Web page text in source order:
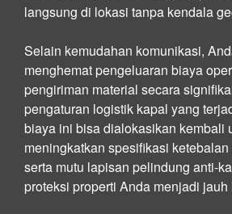
langsung di lokasi tanpa kendala
Selain kemudahan komunikasi,
menghemat pengeluaran biaya
pengiriman material secara
pengaturan logistik kapal yang
biaya ini bisa dialokasikan kembali
meningkatkan spesifikasi
serta mutu lapisan pelindung anti-
proteksi properti Anda menjadi